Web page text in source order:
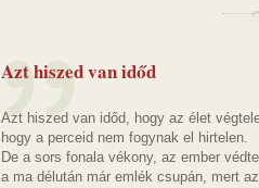
Azt hiszed van időd
Azt hiszed van időd, hogy az élet
hogy a perceid nem fogynak el hirtelen.
De a sors fonala vékony, az ember
a ma délután már emlék csupán, mert